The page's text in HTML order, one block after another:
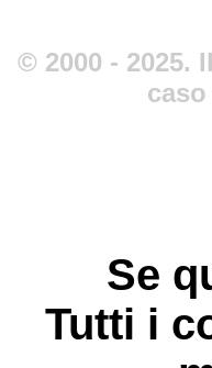
© 2000 - 2025.
Se
Tutti i